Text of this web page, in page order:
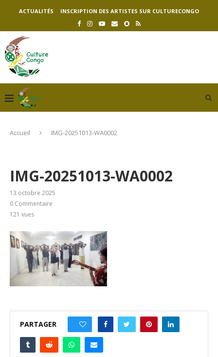
ACTUALITÉS INSCRIPTION DES ARTISTES SUR CULTURECONGO
Accueil IMG-20251013-WA0002
IMG-20251013-WA0002
13 octobre 2025
0 Commentaire
121 vues
PARTAGER